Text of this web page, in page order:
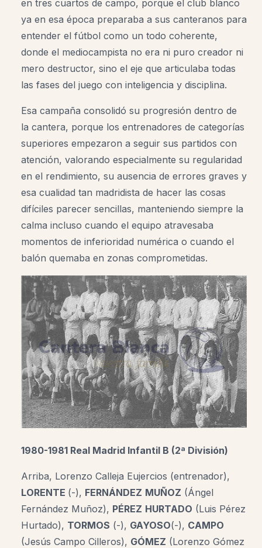
en tres cuartos de campo, porque el club blanco
ya en esa época preparaba a sus canteranos para
entender el fútbol como un todo coherente,
donde el mediocampista no era ni puro creador ni
mero destructor, sino el eje que articulaba todas
las fases del juego con inteligencia y disciplina.
Esa campaña consolidó su progresión dentro de
la cantera, porque los entrenadores de categorías
superiores empezaron a seguir sus partidos con
atención, valorando especialmente su regularidad
en el rendimiento, su ausencia de errores graves y
esa cualidad tan madridista de hacer las cosas
difíciles parecer sencillas, manteniendo siempre la
calma incluso cuando el equipo atravesaba
momentos de inferioridad numérica o cuando el
balón quemaba en zonas comprometidas.
1980-1981 Real Madrid Infantil B (2ª División)
Arriba, Lorenzo Calleja Eujercios (entrenador),
LORENTE (-), FERNÁNDEZ MUÑOZ (Ángel
Fernández Muñoz), PÉREZ HURTADO (Luis Pérez
Hurtado), TORMOS (-), GAYOSO(-), CAMPO
(Jesús Campo Cilleros), GÓMEZ (Lorenzo Gómez